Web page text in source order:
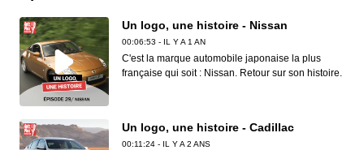
Un logo, une histoire - Nissan
00:06:53 - IL Y A 1 AN
C'est la marque automobile japonaise la plus
française qui soit : Nissan. Retour sur son histoire.
Un logo, une histoire - Cadillac
00:11:24 - IL Y A 2 ANS